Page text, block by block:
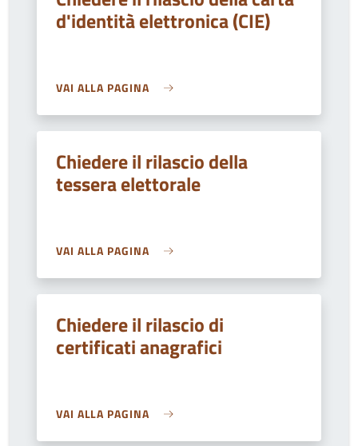
d'identità elettronica (CIE)
VAI ALLA PAGINA
Chiedere il rilascio della
tessera elettorale
VAI ALLA PAGINA
Chiedere il rilascio di
certificati anagrafici
VAI ALLA PAGINA